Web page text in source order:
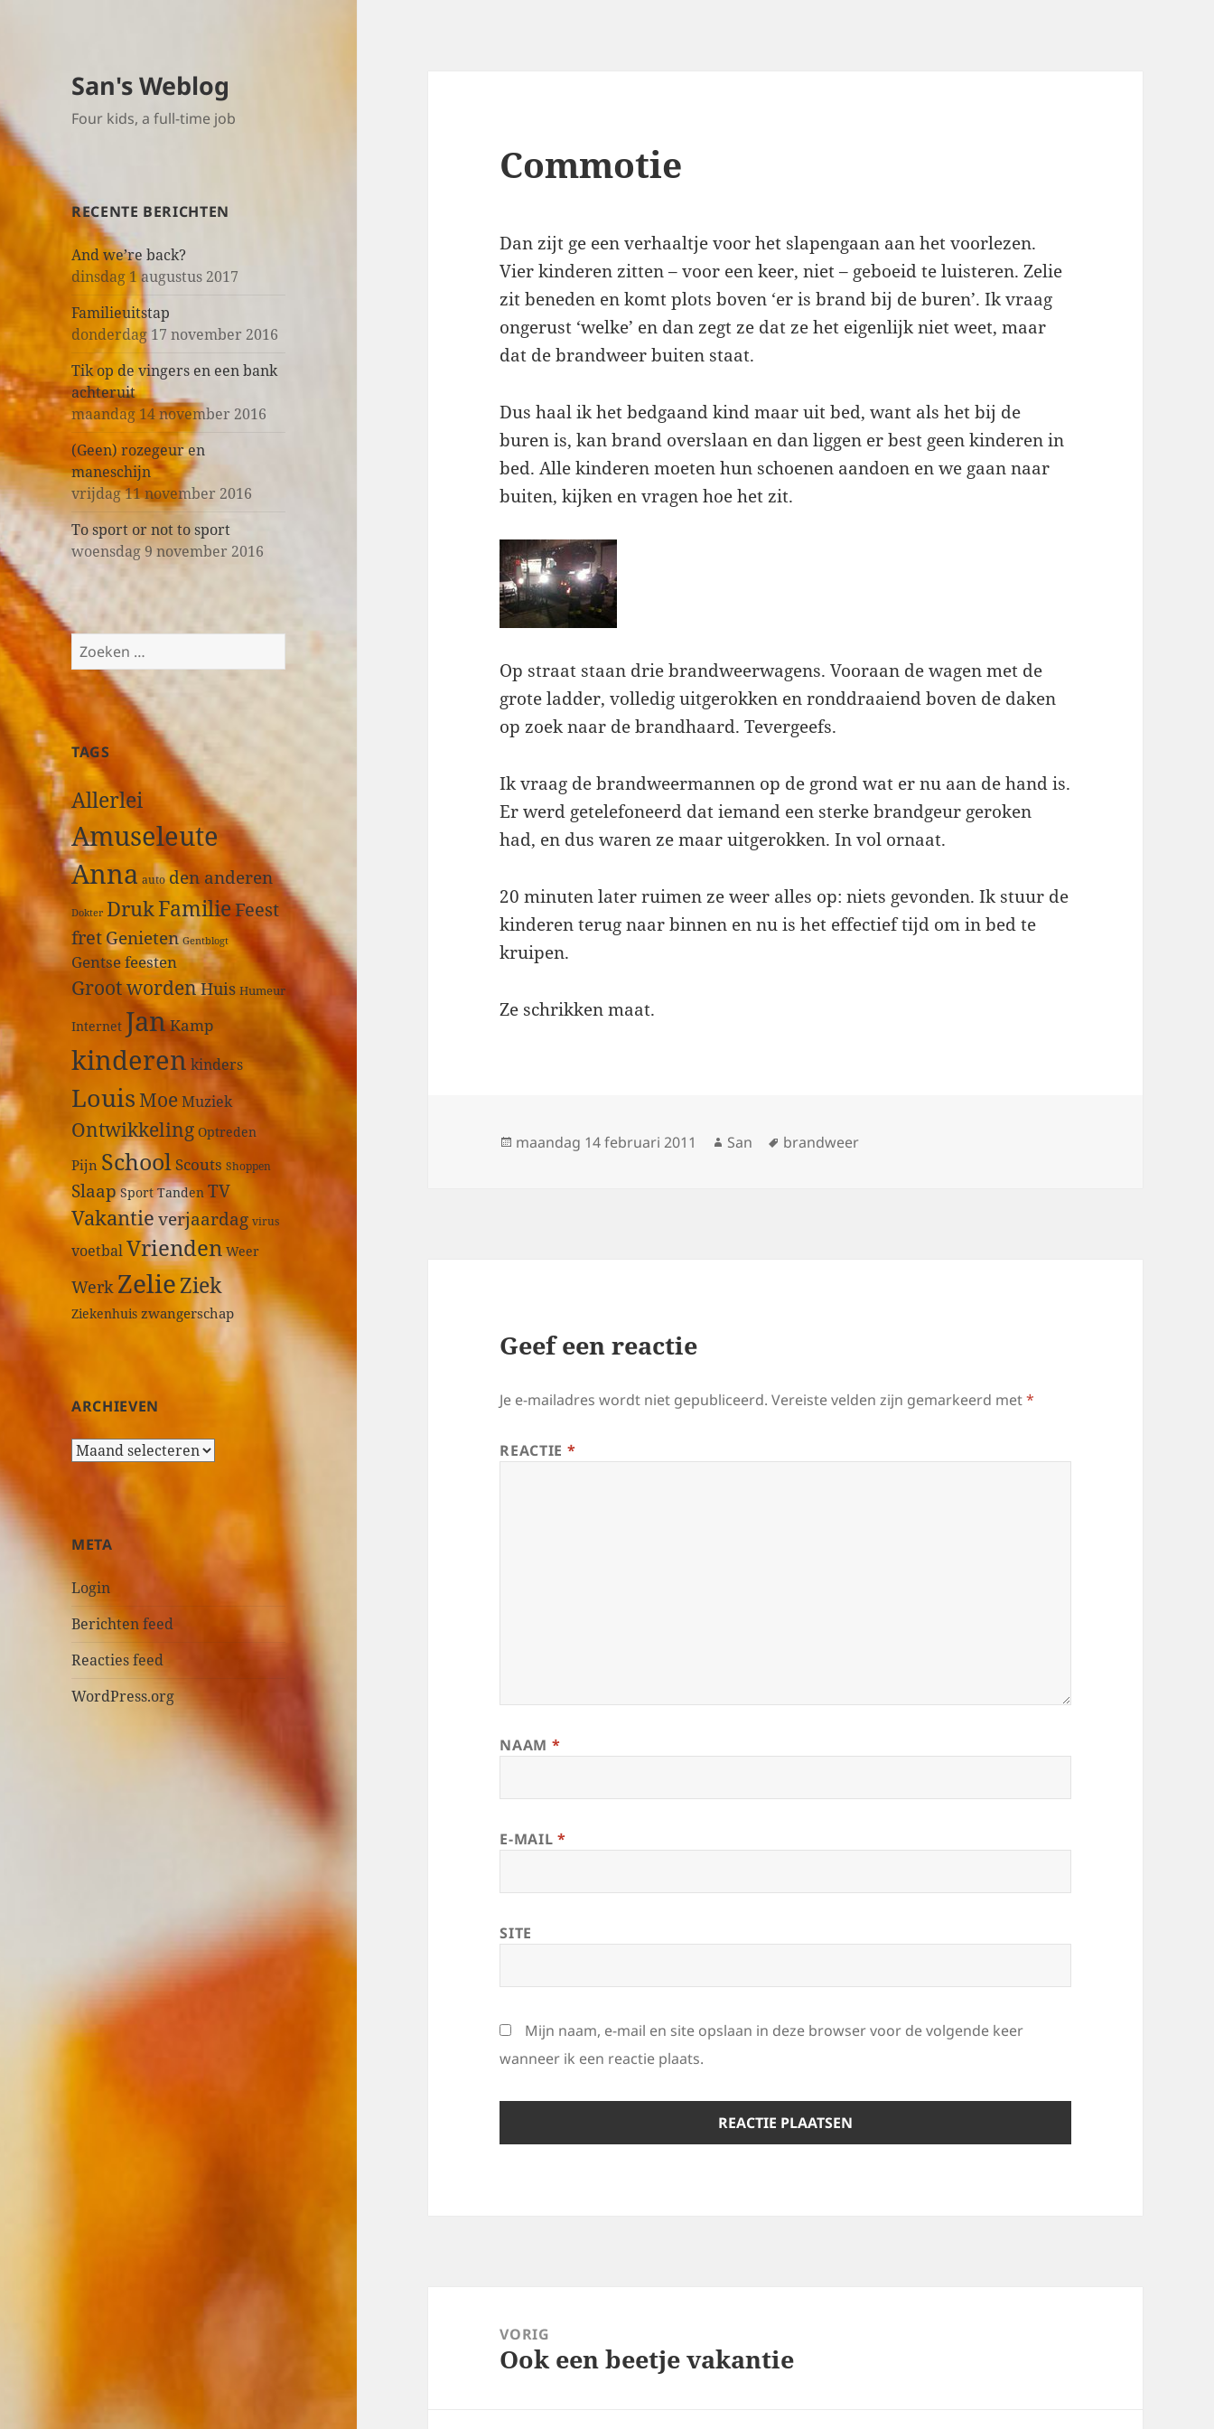
San's Weblog
Four kids, a full-time job
RECENTE BERICHTEN
And we’re back?
dinsdag 1 augustus 2017
Familieuitstap
donderdag 17 november 2016
Tik op de vingers en een bank
achteruit
maandag 14 november 2016
(Geen) rozegeur en
maneschijn
vrijdag 11 november 2016
To sport or not to sport
woensdag 9 november 2016
Z
o
k
e
n
a
a
r
:
TAGS
Allerlei
Amuseleute
Anna auto den anderen
Dokter DrukFamilieFeest
fretGenieten Gentblogt
Gentse feesten
Groot wordenHuis Humeur
Internet JanKamp
kinderen kinders
LouisMoeMuziek
Ontwikkeling Optreden
Pijn School Scouts Shoppen
Slaap Sport Tanden TV
Vakantie verjaardag virus
voetbalVrienden Weer
Werk ZelieZiek
Ziekenhuis zwangerschap
ARCHIEVEN
A
i
v
n
META
Login
Berichten feed
Reacties feed
WordPress.org
Commotie
Dan zijt ge een verhaaltje voor het slapengaan aan het voorlezen.
Vier kinderen zitten – voor een keer, niet – geboeid te luisteren. Zelie
zit beneden en komt plots boven ‘er is brand bij de buren’. Ik vraag
ongerust ‘welke’ en dan zegt ze dat ze het eigenlijk niet weet, maar
dat de brandweer buiten staat.
Dus haal ik het bedgaand kind maar uit bed, want als het bij de
buren is, kan brand overslaan en dan liggen er best geen kinderen in
bed. Alle kinderen moeten hun schoenen aandoen en we gaan naar
buiten, kijken en vragen hoe het zit.
Op straat staan drie brandweerwagens. Vooraan de wagen met de
grote ladder, volledig uitgerokken en ronddraaiend boven de daken
op zoek naar de brandhaard. Tevergeefs.
Ik vraag de brandweermannen op de grond wat er nu aan de hand is.
Er werd getelefoneerd dat iemand een sterke brandgeur geroken
had, en dus waren ze maar uitgerokken. In vol ornaat.
20 minuten later ruimen ze weer alles op: niets gevonden. Ik stuur de
kinderen terug naar binnen en nu is het effectief tijd om in bed te
kruipen.
Ze schrikken maat.
Geplaatst
maandag 14 februari 2011 Auteur
San Tags
brandweer
Geef een reactie
Je e-mailadres wordt niet gepubliceerd. Vereiste velden zijn gemarkeerd met*
REACTIE *
NAAM *
E-MAIL *
SITE
Mijn naam, e-mail en site opslaan in deze browser voor de volgende keer
wanneer ik een reactie plaats.
navigatieVORIG
Vorig
Ook een beetje vakantie